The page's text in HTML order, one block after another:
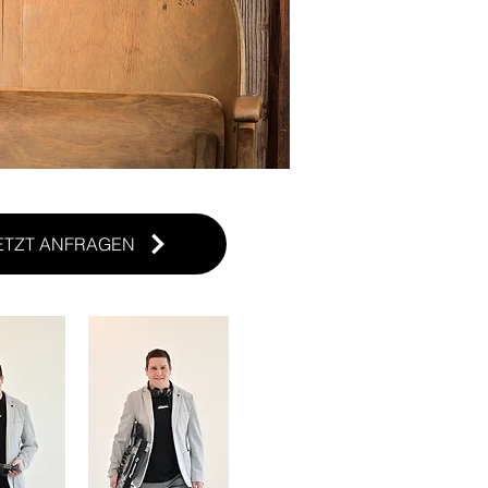
ANFRAGEN